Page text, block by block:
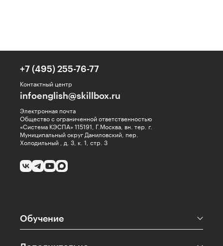
+7 (495) 255-76-77
Контактный центр
infoenglish@skillbox.ru
Электронная почта
Общество с ограниченной ответственностью
«Система КЭСПА» 115191, Г.Москва, вн. тер. г.
Муниципальный округ Даниловский, пер.
Холодильный , д. 3, к. 1, стр. 3
Обучение